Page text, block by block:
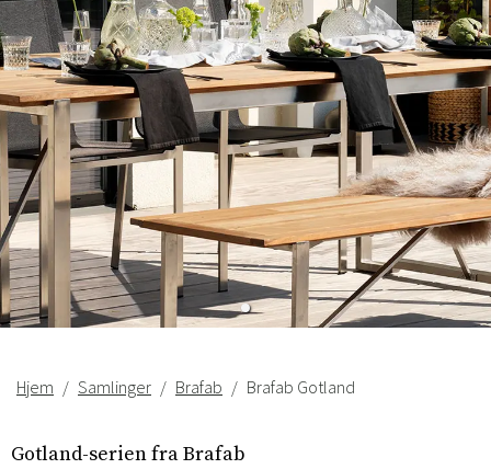
Hjem Samlinger Brafab Brafab Gotland
Gotland-serien fra Brafab